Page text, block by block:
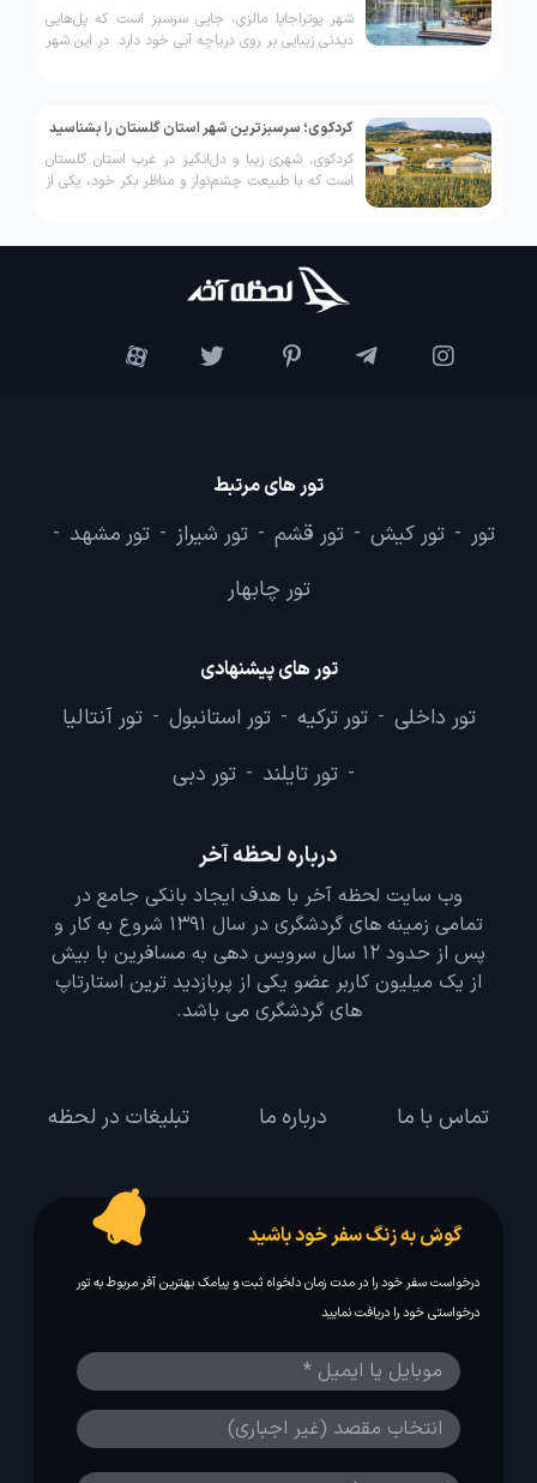
شهر پوتراجایا مالزی، جایی سرسبز است که پل‌هایی
دیدنی زیبایی بر روی دریاچه آبی خود دارد. در این شهر
کردکوی؛ سرسبزترین شهر استان گلستان را بشناسید
کردکوی، شهری زیبا و دل‌انگیز در غرب استان گلستان
است که با طبیعت چشم‌نواز و مناظر بکر خود، یکی از
تور های مرتبط
تور - تور کیش - تور قشم - تور شیراز - تور مشهد -
تور چابهار
تور های پیشنهادی
تور داخلی - تور ترکیه - تور استانبول - تور آنتالیا
- تور تایلند - تور دبی
درباره لحظه آخر
وب سایت لحظه آخر با هدف ایجاد بانکی جامع در
تمامی زمینه های گردشگری در سال 1391 شروع به کار و
پس از حدود 12 سال سرویس دهی به مسافرین با بیش
از یک میلیون کاربر عضو یکی از پربازدید ترین استارتاپ
های گردشگری می باشد.
تماس با ما درباره ما تبلیغات در لحظه
گوش به زنگ سفر خود باشید
درخواست سفر خود را در مدت زمان دلخواه ثبت و پیامک بهترین آفر مربوط به تور
درخواستی خود را دریافت نمایید